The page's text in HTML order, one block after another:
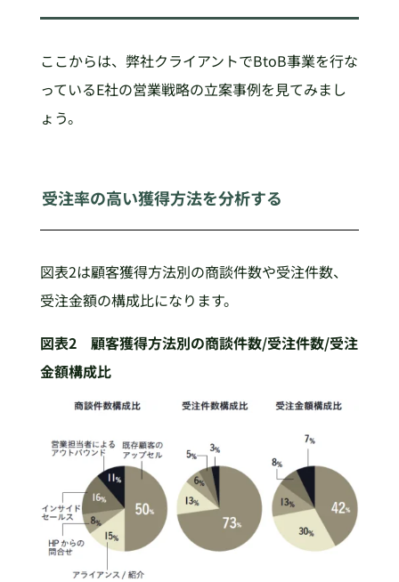
ここからは、弊社クライアントでBtoB事業を行な
っているE社の営業戦略の立案事例を見てみまし
ょう。
受注率の高い獲得方法を分析する
図表2は顧客獲得方法別の商談件数や受注件数、
受注金額の構成比になります。
図表2 顧客獲得方法別の商談件数/受注件数/受注
金額構成比